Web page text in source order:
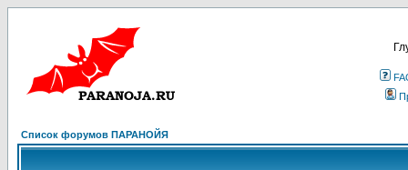
Список форумов ПАРАНОЙЯ